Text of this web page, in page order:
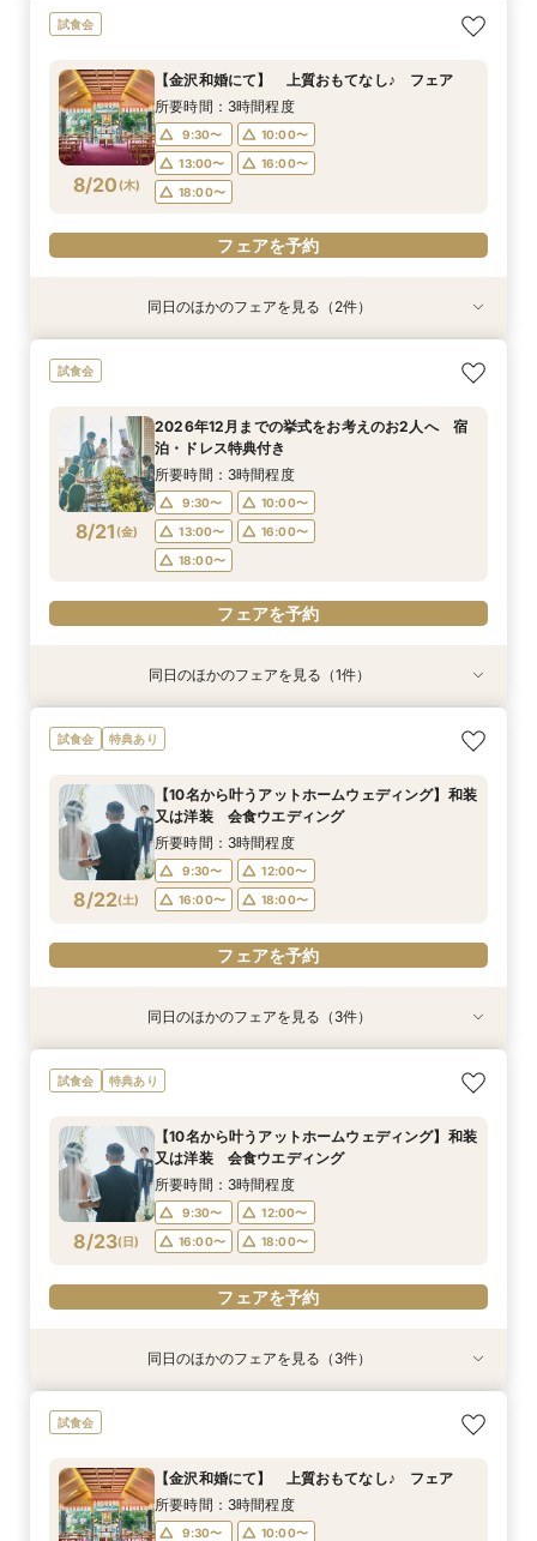
8/17(月)
2026年12月までの挙式をお考えのお2人へ 宿
13:00〜
16:00〜
18:00〜
フェアを予約
8/17(月)
【少人数結婚式】貸切り可能なホテルウエディン
16:00〜
18:00〜
フェアを予約
試食会
8/20 (木)
【金沢和婚にて】 上質おもてなし♪ フェア
所要時間：3時間程度
9:30〜
10:00〜
13:00〜
16:00〜
18:00〜
フェアを予約
8/20(木 )
2026年12月までの挙式をお考えのお2人へ 宿
9:30〜
10:00〜
13:00〜
16:00〜
18:00〜
フェアを予約
8/20(木 )
【少人数結婚式】貸切り可能なホテルウエディン
10:00〜
13:00〜
16:00〜
18:00〜
フェアを予約
同日のほかのフェアを見る（2件）
試食会
8/21 (金)
2026年12月までの挙式をお考えのお2人へ 宿
泊・ドレス特典付き
所要時間：3時間程度
9:30〜
10:00〜
13:00〜
16:00〜
18:00〜
フェアを予約
8/21 金)
【少人数結婚式】貸切り可能なホテルウエディン
グ相談会
10:00〜
13:00〜
16:00〜
18:00〜
フェアを予約
同日のほかのフェアを見る（1件）
試食会 特典あり
8/22(土)
【10名から叶うアットホームウェディング】和装
又は洋装 会食ウエディング
所要時間：3時間程度
9:30〜
12:00〜
16:00〜
18:00〜
フェアを予約
8/22 土)
【家族婚フェア】宿泊特典付き/洋装・和装/相談
会 アットホームウエディング相談会
9:30〜
12:00〜
16:00〜
18:00〜
フェアを予約
8/22 土)
【金沢和婚にて】 上質おもてなし♪ フェア
9:30〜
10:00〜
13:00〜
16:00〜
18:00〜
フェアを予約
8/22 土)
2026年12月までの挙式をお考えのお2人へ 宿
泊・ドレス特典付き
9:30〜
10:00〜
13:00〜
16:00〜
18:00〜
同日のほかのフェアを見る（3件）
試食会 特典あり
8/23(日)
【10名から叶うアットホームウェディング】和装
又は洋装 会食ウエディング
所要時間：3時間程度
9:30〜
12:00〜
16:00〜
18:00〜
フェアを予約
8/23(日)
【家族婚フェア】宿泊特典付き/洋装・和装/相談
16:00〜
18:00〜
8/23(日)
9:30〜
10:00〜
13:00〜
16:00〜
18:00〜
8/23(日)
2026年12月までの挙式をお考えのお2人へ 宿
13:00〜
16:00〜
同日のほかのフェアを見る（3件）
試食会
【金沢和婚にて】 上質おもてなし♪ フェア
所要時間：3時間程度
9:30〜
10:00〜